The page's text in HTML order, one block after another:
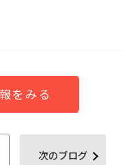
をみる
次のブログ